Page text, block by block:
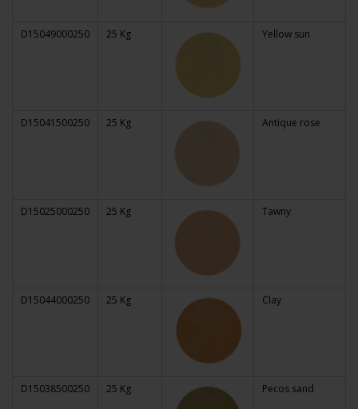
D15049000250 25 Kg Yellow sun
D15041500250 25 Kg Antique rose
D15025000250 25 Kg Tawny
D15044000250 25 Kg Clay
D15038500250 25 Kg Pecos sand